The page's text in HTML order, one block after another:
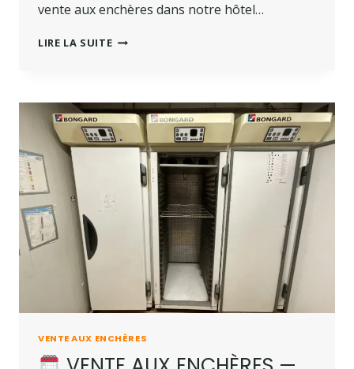
vente aux enchères dans notre hôtel…
LIRE LA SUITE
VENTE AUX ENCHÈRES